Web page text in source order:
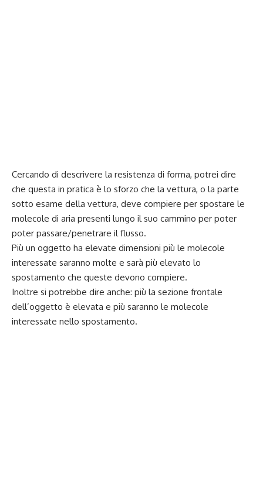
Cercando di descrivere la resistenza di forma, potrei dire
che questa in pratica è lo sforzo che la vettura, o la parte
sotto esame della vettura, deve compiere per spostare le
molecole di aria presenti lungo il suo cammino per poter
poter passare/penetrare il flusso.
Più un oggetto ha elevate dimensioni più le molecole
interessate saranno molte e sarà più elevato lo
spostamento che queste devono compiere.
Inoltre si potrebbe dire anche: più la sezione frontale
dell’oggetto è elevata e più saranno le molecole
interessate nello spostamento.